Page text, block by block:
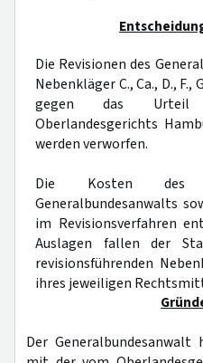
Die Revisionen des
Nebenkläger C., Ca., D., F.,
gegen das Urteil
Oberlandesgerichts
werden verworfen.
Die Kosten des
Generalbundesanwalts
im Revisionsverfahren
Auslagen fallen der
revisionsführenden
ihres jeweiligen
Der